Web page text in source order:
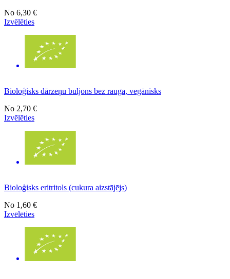
No 6,30 €
Izvēlēties
Bioloģisks dārzeņu buljons bez rauga, vegānisks
No 2,70 €
Izvēlēties
Bioloģisks eritritols (cukura aizstājējs)
No 1,60 €
Izvēlēties